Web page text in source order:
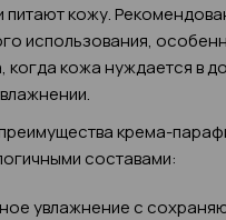
питают кожу.
использования,
когда кожа нуждается в
крема-
составами:
увлажнение с